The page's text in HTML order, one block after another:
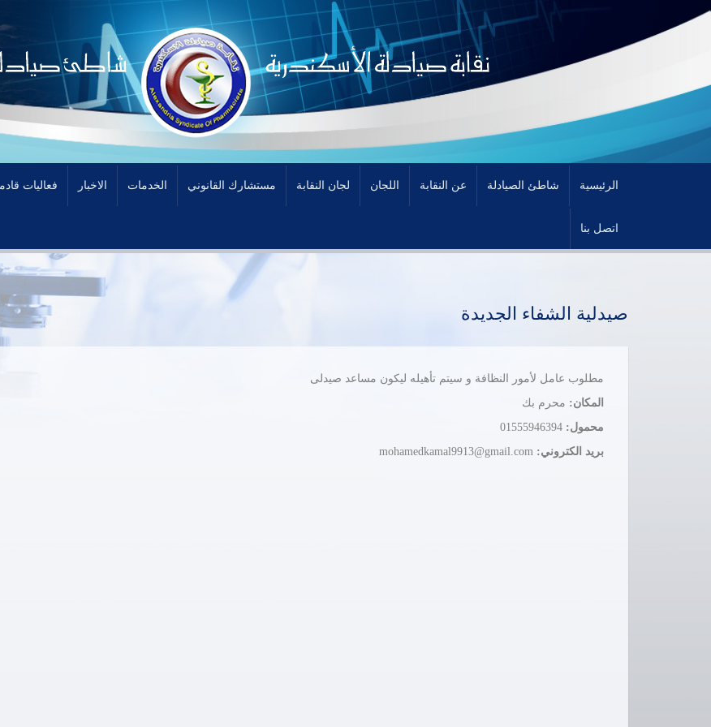
الرئيسية شاطئ الصيادلة عن النقابة اللجان لجان النقابة مستشارك القانوني الخدمات الاخبار فعاليات
اتصل بنا
صيدلية الشفاء الجديدة
مطلوب عامل لأمور النظافة و سيتم تأهيله ليكون مساعد صيدلى
المكان: محرم بك
محمول:
بريد الكتروني: